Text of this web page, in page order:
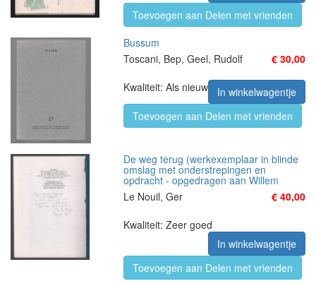
Toevoegen aan Delen met vrienden
Bussum
Toscani, Bep, Geel, Rudolf
€ 30,00
Kwaliteit: Als nieuw
In winkelwagentje
Toevoegen aan Delen met vrienden
De weg terug (werkexemplaar in blinde
omslag met onderstrepingen en
opdracht - opgedragen aan Willem
Le Nouil, Ger
€ 40,00
Kwaliteit: Zeer goed
In winkelwagentje
Toevoegen aan Delen met vrienden